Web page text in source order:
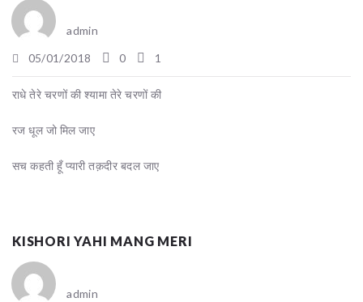
admin
05/01/2018
0 1
राधे तेरे चरणों की श्यामा तेरे चरणों की
रज धूल जो मिल जाए
सच कहती हूँ प्यारी तक़दीर बदल जाए
KISHORI YAHI MANG MERI
admin